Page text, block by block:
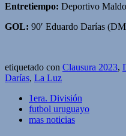
Entretiempo: Deportivo
GOL: 90′ Eduardo Darías
etiquetado con Clausura 2023,
Darías, La Luz
1era. División
futbol uruguayo
mas noticias